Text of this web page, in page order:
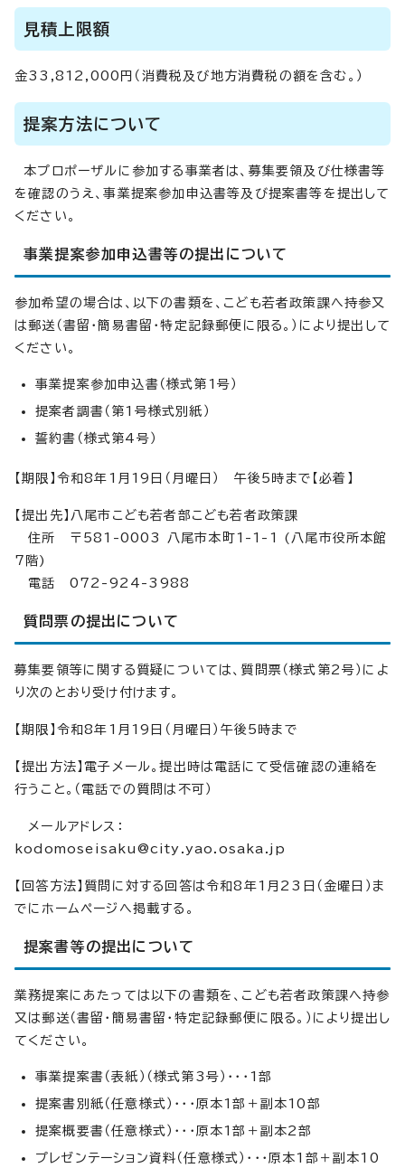
見積上限額
金33,812,000円（消費税及び地方消費税の額を含む。）
提案方法について
本プロポーザルに参加する事業者は、募集要領及び仕様書等
を確認のうえ、事業提案参加申込書等及び提案書等を提出して
ください。
事業提案参加申込書等の提出について
参加希望の場合は、以下の書類を、こども若者政策課へ持参又
は郵送（書留・簡易書留・特定記録郵便に限る。）により提出して
ください。
事業提案参加申込書（様式第1号）
提案者調書（第1号様式別紙）
誓約書（様式第4号）
【期限】令和8年1月19日（月曜日） 午後5時まで【必着】
【提出先】八尾市こども若者部こども若者政策課
住所 〒581-0003 八尾市本町1-1-1 (八尾市役所本館
7階)
電話 072-924-3988
質問票の提出について
募集要領等に関する質疑については、質問票（様式第2号）によ
り次のとおり受け付けます。
【期限】令和8年1月19日（月曜日）午後5時まで
【提出方法】電子メール。提出時は電話にて受信確認の連絡を
行うこと。（電話での質問は不可）
メールアドレス：
kodomoseisaku@city.yao.osaka.jp
【回答方法】質問に対する回答は令和8年1月23日（金曜日）ま
でにホームページへ掲載する。
提案書等の提出について
業務提案にあたっては以下の書類を、こども若者政策課へ持参
又は郵送（書留・簡易書留・特定記録郵便に限る。）により提出し
てください。
事業提案書（表紙）（様式第3号）・・・1部
提案書別紙（任意様式）・・・原本1部＋副本10部
提案概要書（任意様式）・・・原本1部＋副本2部
プレゼンテーション資料（任意様式）・・・原本1部＋副本10